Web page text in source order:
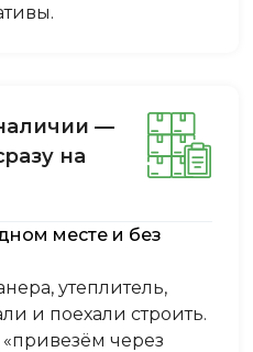
—
нa
месте и без
утеплитель,
и поехали строить.
«привезём через